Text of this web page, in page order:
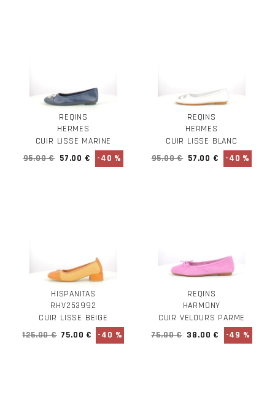
REQINS
HERMES
CUIR LISSE MARINE
95.00 € 57.00 € -40 %
REQINS
HERMES
CUIR LISSE BLANC
95.00 € 57.00 € -40 %
HISPANITAS
RHV253992
CUIR LISSE BEIGE
125.00 € 75.00 € -40 %
REQINS
HARMONY
CUIR VELOURS PARME
75.00 € 38.00 € -49 %